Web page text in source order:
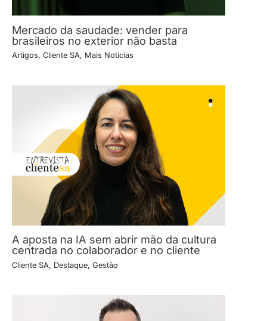
Mercado da saudade: vender para
brasileiros no exterior não basta
Artigos, Cliente SA, Mais Notícias
A aposta na IA sem abrir mão da cultura
centrada no colaborador e no cliente
Cliente SA, Destaque, Gestão